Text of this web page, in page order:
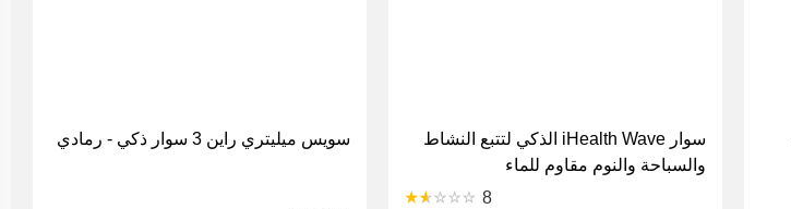
سوار iHealth Wave الذكي لتتبع النشاط
والسباحة والنوم مقاوم للماء
8
سويس ميليتري راين 3 سوار ذكي - رمادي